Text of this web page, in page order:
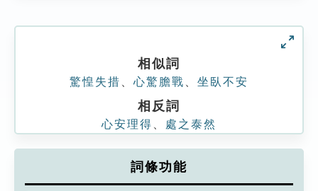
相似詞
驚惶失措 心驚膽戰 坐臥不安
相反詞
心安理得 處之泰然
詞條功能